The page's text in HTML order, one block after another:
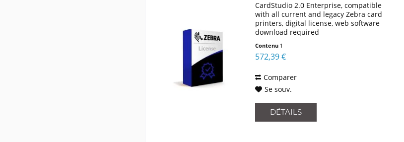
CardStudio 2.0 Enterprise, compatible
with all current and legacy Zebra card
printers, digital license, web software
download required
Contenu 1
572,39 €
Comparer
Se souv.
DÉTAILS